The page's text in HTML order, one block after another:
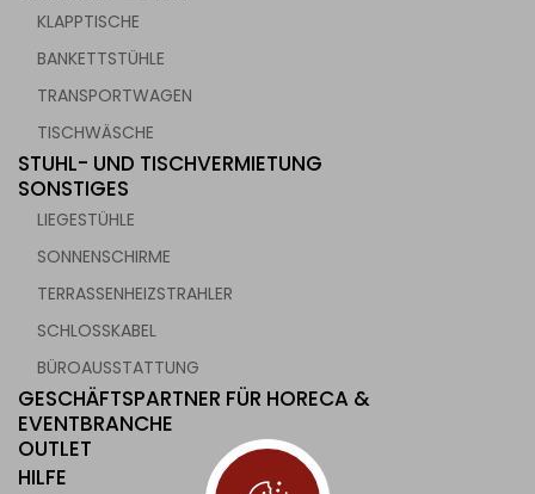
KLAPPTISCHE
BANKETTSTÜHLE
TRANSPORTWAGEN
TISCHWÄSCHE
STUHL- UND TISCHVERMIETUNG
SONSTIGES
LIEGESTÜHLE
SONNENSCHIRME
TERRASSENHEIZSTRAHLER
SCHLOSSKABEL
BÜROAUSSTATTUNG
GESCHÄFTSPARTNER FÜR HORECA &
EVENTBRANCHE
OUTLET
HILFE